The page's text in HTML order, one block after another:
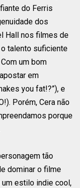
do Ferris
dos
Hall nos filmes de
talento suficiente
um bom
em
you fat!?”), e
Porém, Cera não
porque
tão
dominar o filme
um estilo indie cool,